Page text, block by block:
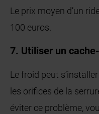
Le prix moyen d’un
100 euros.
7. Utiliser un
Le froid peut
les orifices de la
éviter ce problème,